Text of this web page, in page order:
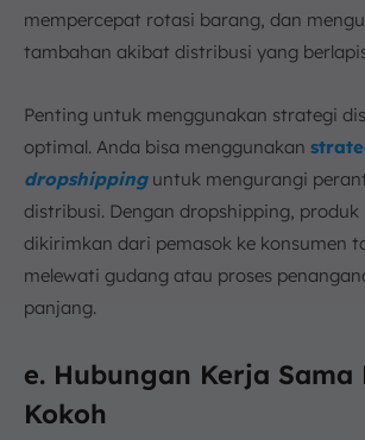
mempercepat rotasi barang, dan
tambahan akibat distribusi yang
Penting untuk menggunakan strategi
optimal. Anda bisa menggunakan
dropshippinguntuk mengurangi
distribusi. Dengan dropshipping, produk
dikirimkan dari pemasok ke konsumen
melewati gudang atau proses
panjang.
e. Hubungan Kerja Sama
Kokoh